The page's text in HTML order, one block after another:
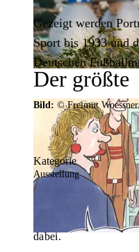
Der größte
Region
Mit weit über 4.000
umfangreichste der
dabei.
Gezeigt werden
Sport bis 1933 und
Deutschen
Bild: © Freimut
Kategorie
Ausstellung